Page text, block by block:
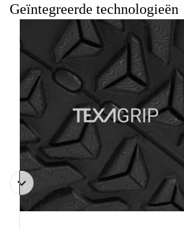
Geïntegreerde technologieën